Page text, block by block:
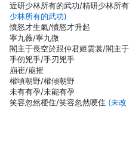
近研少林所有的武功/精研少林所
少林所有的武功)
憤怒才生氣/憤怒才升起
寧九薇/寧九微
閣主于長空於跟仲君姬雲裳/閣主
手仞兇手/手刃兇手
崩崔/崩摧
權頃朝野/權傾朝野
未有有孕/未能有孕
笑容忽然梗住/笑容忽然哽住 (未改